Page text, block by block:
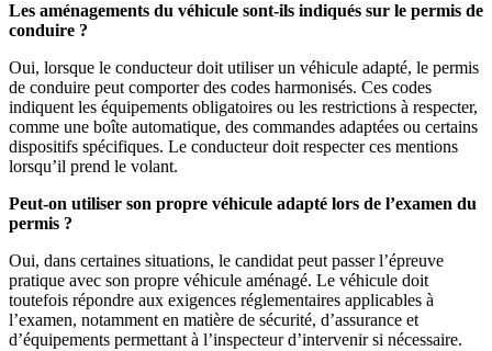
Les aménagements du véhicule sont-ils indiqués sur le permis de
conduire ?
Oui, lorsque le conducteur doit utiliser un véhicule adapté, le permis
de conduire peut comporter des codes harmonisés. Ces codes
indiquent les équipements obligatoires ou les restrictions à respecter,
comme une boîte automatique, des commandes adaptées ou certains
dispositifs spécifiques. Le conducteur doit respecter ces mentions
lorsqu’il prend le volant.
Peut-on utiliser son propre véhicule adapté lors de l’examen du
permis ?
Oui, dans certaines situations, le candidat peut passer l’épreuve
pratique avec son propre véhicule aménagé. Le véhicule doit
toutefois répondre aux exigences réglementaires applicables à
l’examen, notamment en matière de sécurité, d’assurance et
d’équipements permettant à l’inspecteur d’intervenir si nécessaire.